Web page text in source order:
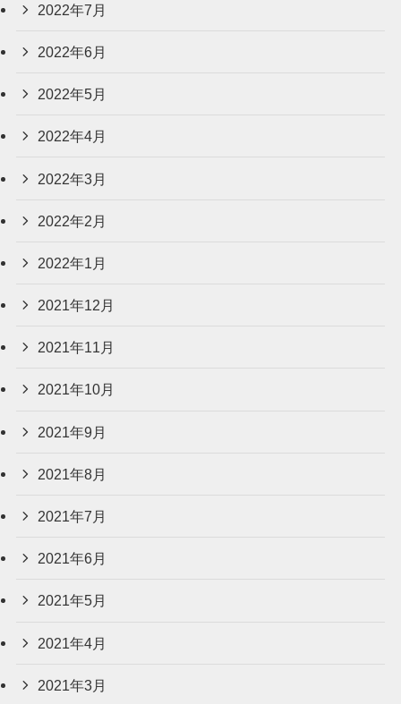
2022年7月
2022年6月
2022年5月
2022年4月
2022年3月
2022年2月
2022年1月
2021年12月
2021年11月
2021年10月
2021年9月
2021年8月
2021年7月
2021年6月
2021年5月
2021年4月
2021年3月